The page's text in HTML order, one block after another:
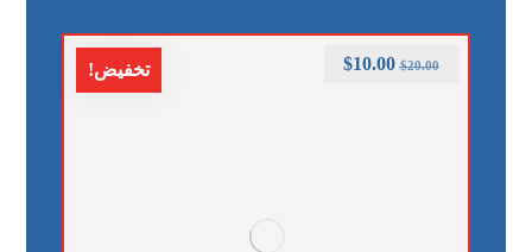
تخفيض! $20.00
$10.00